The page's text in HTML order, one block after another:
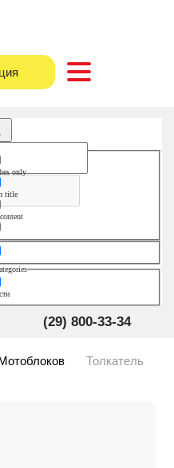
only
title
(29) 800-33-34
Толкатель